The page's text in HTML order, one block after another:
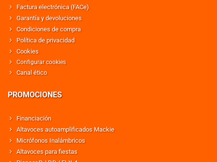
Factura electrónica (FACe)
Garantía y devoluciones
Condiciones de compra
Política de privacidad
Cookies
Configurar cookies
Canal ético
PROMOCIONES
Financiación
Altavoces autoamplificados Mackie
Micrófonos Inalámbricos
Altavoces para fiestas